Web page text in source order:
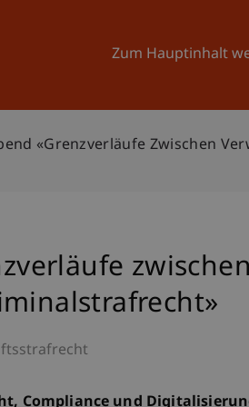
Zum Hauptinhalt
Universität
«Grenzverläufe Zwischen
zwischen
Compliance und